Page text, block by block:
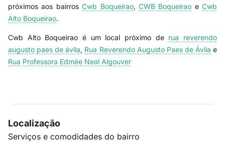
próximos aos bairrosCwb Boqueirao, CWB Boqueirao e Cwb
Alto Boqueirao.
Cwb Alto Boqueirao é um local próximo de rua reverendo
augusto paes de ávila, Rua Reverendo Augusto Paes de Ávila e
Rua Professora Edmée Neal Algouver
Localização
Serviços e comodidades do bairro